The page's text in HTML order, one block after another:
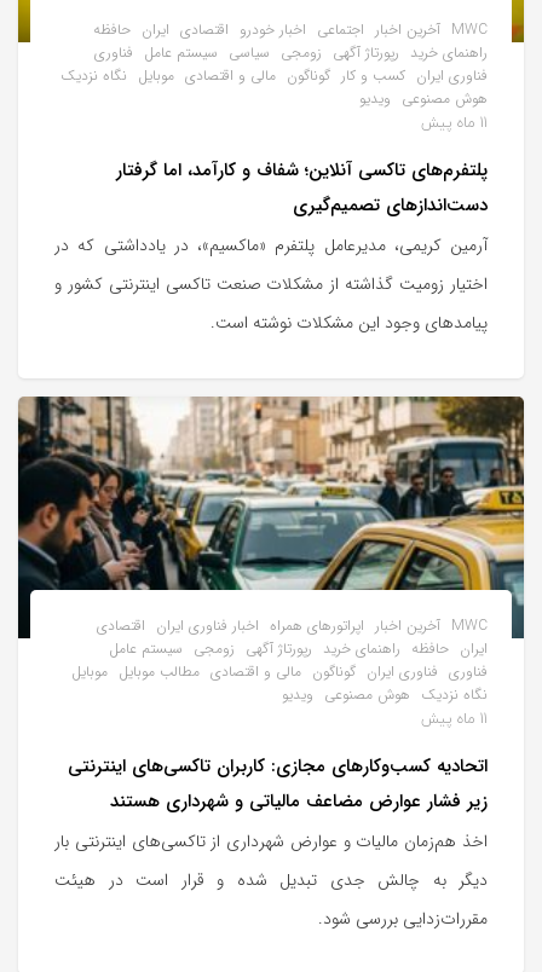
MWC آخرین اخبار اجتماعی اخبار خودرو اقتصادی ایران حافظه
راهنمای خرید رپورتاژ آگهی زومجی سیاسی سیستم عامل فناوری
فناوری ایران کسب و کار گوناگون مالی و اقتصادی موبایل نگاه نزدیک
هوش مصنوعی ویدیو
11 ماه پیش
پلتفرم‌های تاکسی آنلاین؛ شفاف و کارآمد، اما گرفتار
دست‌اندازهای تصمیم‌گیری
آرمین کریمی، مدیرعامل پلتفرم «ماکسیم»، در یادداشتی که در
اختیار زومیت گذاشته از مشکلات صنعت تاکسی اینترنتی کشور و
پیامدهای وجود این مشکلات نوشته است.
MWC آخرین اخبار اپراتورهای همراه اخبار فناوری ایران اقتصادی
ایران حافظه راهنمای خرید رپورتاژ آگهی زومجی سیستم عامل
فناوری فناوری ایران گوناگون مالی و اقتصادی مطالب موبایل موبایل
نگاه نزدیک هوش مصنوعی ویدیو
11 ماه پیش
اتحادیه کسب‌وکارهای مجازی: کاربران تاکسی‌های اینترنتی
زیر فشار عوارض مضاعف مالیاتی و شهرداری هستند
اخذ هم‌زمان مالیات و عوارض شهرداری از تاکسی‌های اینترنتی بار
دیگر به چالش جدی تبدیل شده و قرار است در هیئت
مقررات‌زدایی بررسی شود.